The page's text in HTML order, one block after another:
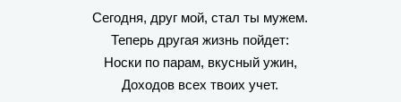
Сегодня, друг мой, стал ты мужем.
Теперь другая жизнь пойдет:
Носки по парам, вкусный ужин,
Доходов всех твоих учет.